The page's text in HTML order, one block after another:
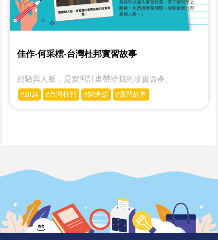
佳作-何采橒-台灣杜邦實習故事
經驗與人脈，是實習計畫帶給我的珍貴資產。
#2024 #台灣杜邦 #製造部 #實習故事